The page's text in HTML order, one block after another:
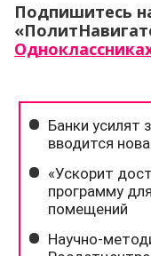
Подпишитесь